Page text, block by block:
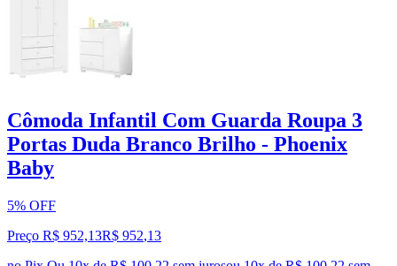
Cômoda Infantil Com Guarda Roupa 3
Portas Duda Branco Brilho - Phoenix
Baby
5% OFF
Preço R$ 952,13R$ 952,13